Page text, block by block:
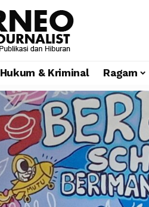
Hukum & Kriminal Ragam